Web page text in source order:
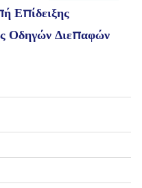
Επίδειξης
Οδηγών Διεπαφών